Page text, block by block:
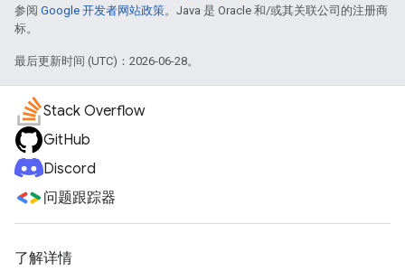
参阅 Google 开发者网站政策。Java 是 Oracle 和/或其关联公司的注册商
标。
最后更新时间 (UTC)：2026-06-28。
Stack Overflow
GitHub
Discord
问题跟踪器
了解详情